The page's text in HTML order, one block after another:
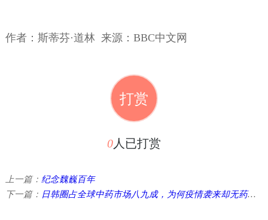
作者：斯蒂芬·道林 来源：BBC中文网
打赏
0人已打赏
上一篇： 纪念魏巍百年
下一篇： 日韩圈占全球中药市场八九成，为何疫情袭来却无药可用？